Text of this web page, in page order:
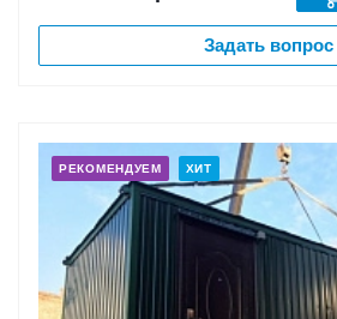
Задать вопрос
РЕКОМЕНДУЕМ ХИТ